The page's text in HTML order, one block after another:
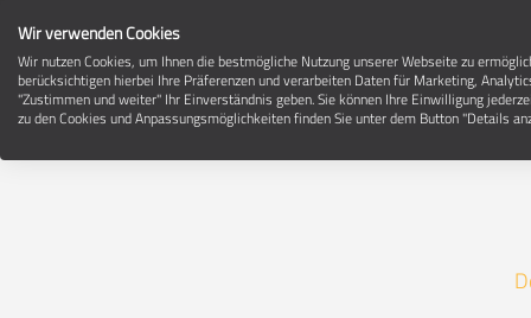
Wir verwenden Cookies
Wir nutzen Cookies, um Ihnen die bestmögliche Nutzung unserer Webseite zu
berücksichtigen hierbei Ihre Präferenzen und verarbeiten Daten für Marketing,
"Zustimmen und weiter" Ihr Einverständnis geben. Sie können Ihre Einwilligung
zu den Cookies und Anpassungsmöglichkeiten finden Sie unter dem Button "Details